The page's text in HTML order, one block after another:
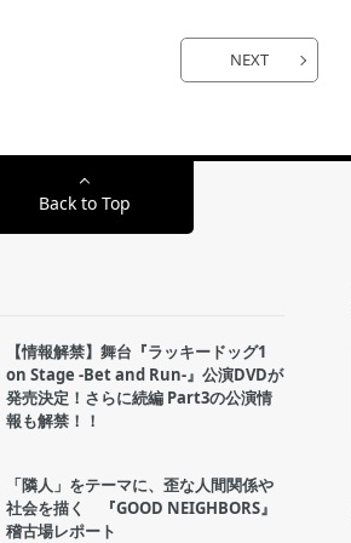
NEXT
Back to Top
【情報解禁】舞台『ラッキードッグ1
on Stage -Bet and Run-』公演DVDが
発売決定！さらに続編 Part3の公演情
報も解禁！！
「隣人」をテーマに、歪な人間関係や
社会を描く 『GOOD NEIGHBORS』
稽古場レポート